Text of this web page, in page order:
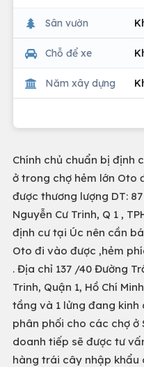
Sân vườn
Chỗ để xe
Năm xây dựng
Chính chủ chuẩn bị định
ở trong chợ hẻm lớn Oto
được thương lượng DT:
Nguyễn Cư Trinh, Q 1 ,
định cư tại Úc nên cần
Oto đi vào được ,hẻm
. Địa chỉ 137 /40 Đường
Trinh, Quận 1, Hồ Chí
tầng và 1 lửng đang
phân phối cho các chợ ở
doanh tiếp sẽ được tư
hàng trái cây nhập khẩu